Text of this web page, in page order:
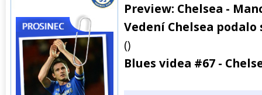
Preview: Chelsea -
Vedení Chelsea
()
Blues videa #67 -